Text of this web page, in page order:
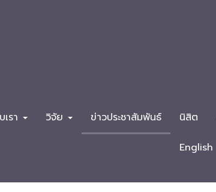
รา วิจัย ข่าวประชาสัมพันธ์ นิสิต
English